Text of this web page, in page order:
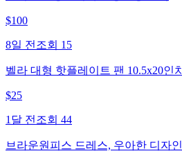
$100
8일 전 조회 15
벨라 대형 핫플레이트 팬 10.5x20인치
$25
1달 전 조회 44
브라운원피스 드레스, 우아한 디자인